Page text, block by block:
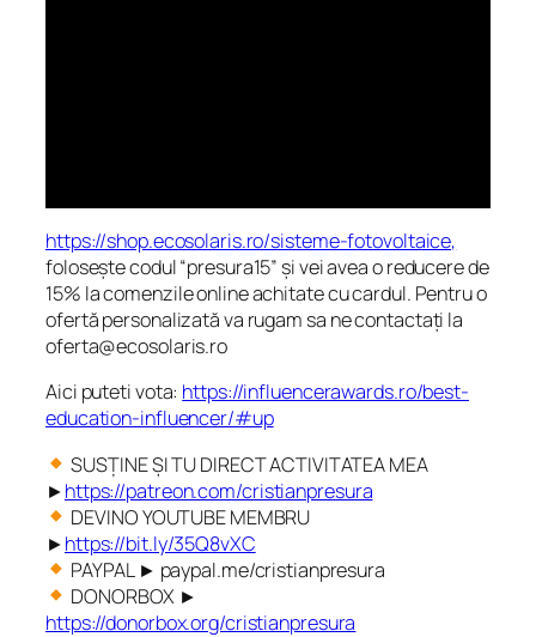
https://shop.ecosolaris.ro/sisteme-fotovoltaice,
folosește codul “presura15” și vei avea o reducere de
15% la comenzile online achitate cu cardul. Pentru o
ofertă personalizată va rugam sa ne contactați la
oferta@ecosolaris.ro
Aici puteti vota: https://influencerawards.ro/best-
education-influencer/#up
SUSȚINE ȘI TU DIRECT ACTIVITATEA MEA
►https://patreon.com/cristianpresura
DEVINO YOUTUBE MEMBRU
►https://bit.ly/35Q8vXC
PAYPAL ► paypal.me/cristianpresura
DONORBOX ►
https://donorbox.org/cristianpresura